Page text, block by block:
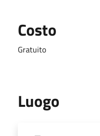
Costo
Gratuito
Luogo